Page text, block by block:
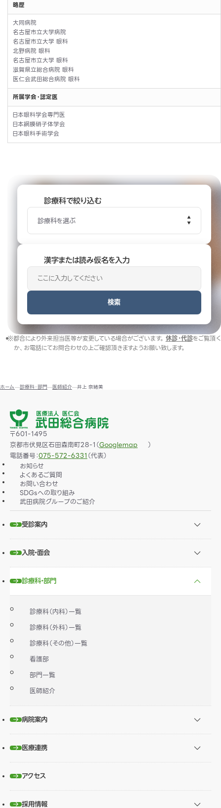
略歴
大同病院
名古屋市立大学病院
名古屋市立大学 眼科
北野病院 眼科
名古屋市立大学 眼科
滋賀県立総合病院 眼科
医仁会武田総合病院 眼科
所属学会・認定医
日本眼科学会専門医
日本網膜硝子体学会
日本眼科手術学会
診療科で絞り込む
診療科を選ぶ
漢字または読み仮名を入力
検索
※都合により外来担当医等が変更している場合がございます。 休診・代診をご覧頂く
か、お電話にてお問合わせの上ご確認頂きますようお願い致します。
ホーム 診療科・部門 医師紹介 井上 奈緒美
〒601-1495
京都市伏見区石田森南町28-1（Googlemap
）
電話番号：075-572-6331（代表）
お知らせ
よくあるご質問
お問い合わせ
SDGsへの取り組み
武田病院グループのご紹介
受診案内
入院・面会
診療科・部門
診療科（内科）一覧
診療科（外科）一覧
診療科（その他）一覧
看護部
部門一覧
医師紹介
病院案内
医療連携
アクセス
採用情報